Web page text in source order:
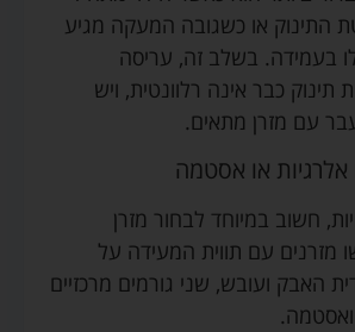
התינוק או כשגובה המעקה מגיע
בעמידה. בשלב זה, עריסה
כבר אינה רלוונטית, ויש
עם מזרן מתאים.
אלרגיות או אסטמה
חשוב במיוחד לבחור מזרן
מזרנים עם תווית המעידה על
האבק ועובש, שני גורמים מרכזיים